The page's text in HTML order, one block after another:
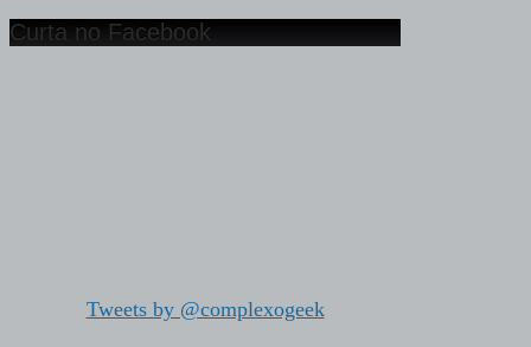
Curta no Facebook
Tweets by @complexogeek